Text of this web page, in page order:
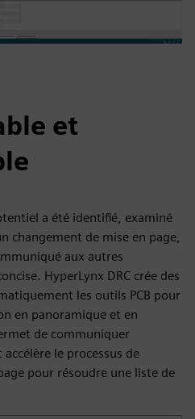
et
a été identifié, examiné
changement de mise en page,
aux autres
HyperLynx DRC crée des
les outils PCB pour
en panoramique et en
de communiquer
le processus de
pour résoudre une liste de